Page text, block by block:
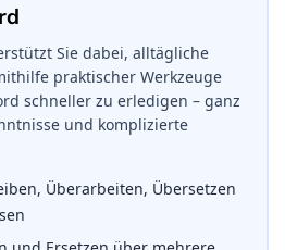
Sie dabei, alltägliche
praktischer Werkzeuge
schneller zu erledigen – ganz
und komplizierte
Überarbeiten, Übersetzen